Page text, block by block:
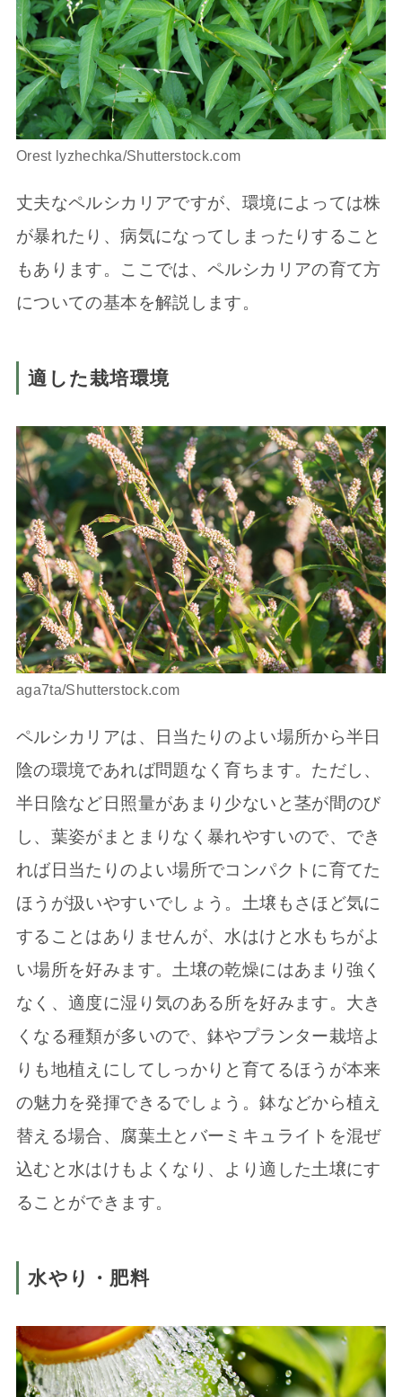
Orest lyzhechka/Shutterstock.com
丈夫なペルシカリアですが、環境によっては株
が暴れたり、病気になってしまったりすること
もあります。ここでは、ペルシカリアの育て方
についての基本を解説します。
適した栽培環境
aga7ta/Shutterstock.com
ペルシカリアは、日当たりのよい場所から半日
陰の環境であれば問題なく育ちます。ただし、
半日陰など日照量があまり少ないと茎が間のび
し、葉姿がまとまりなく暴れやすいので、でき
れば日当たりのよい場所でコンパクトに育てた
ほうが扱いやすいでしょう。土壌もさほど気に
することはありませんが、水はけと水もちがよ
い場所を好みます。土壌の乾燥にはあまり強く
なく、適度に湿り気のある所を好みます。大き
くなる種類が多いので、鉢やプランター栽培よ
りも地植えにしてしっかりと育てるほうが本来
の魅力を発揮できるでしょう。鉢などから植え
替える場合、腐葉土とバーミキュライトを混ぜ
込むと水はけもよくなり、より適した土壌にす
ることができます。
水やり・肥料